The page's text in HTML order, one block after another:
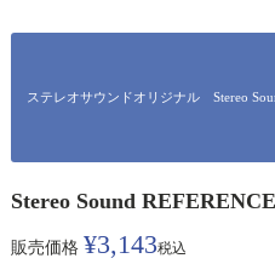
ステレオサウンドオリジナル Stereo
Stereo Sound
販売価格 ¥3,143税込